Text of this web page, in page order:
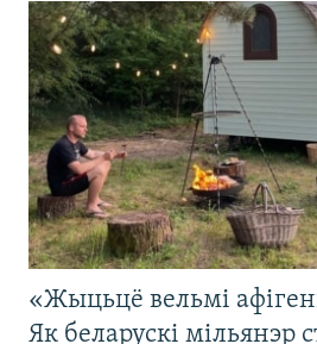
«Жыцьцё вельмі
Як беларускі мільянэр